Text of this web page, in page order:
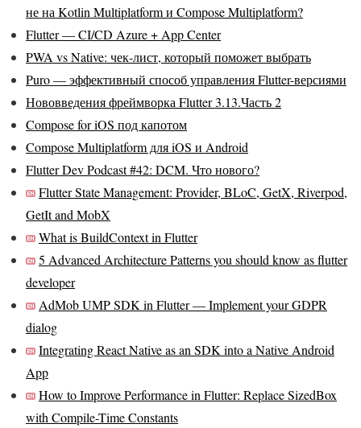
не на Kotlin Multiplatform и Compose Multiplatform?
Flutter — CI/CD Azure + App Center
PWA vs Native: чек-лист, который поможет выбрать
Puro — эффективный способ управления Flutter-версиями
Нововведения фреймворка Flutter 3.13.Часть 2
Compose for iOS под капотом
Compose Multiplatform для iOS и Android
Flutter Dev Podcast #42: DCM. Что нового?
Flutter State Management: Provider, BLoC, GetX, Riverpod,
GetIt and MobX
What is BuildContext in Flutter
5 Advanced Architecture Patterns you should know as flutter
developer
AdMob UMP SDK in Flutter — Implement your GDPR
dialog
Integrating React Native as an SDK into a Native Android
App
How to Improve Performance in Flutter: Replace SizedBox
with Compile-Time Constants